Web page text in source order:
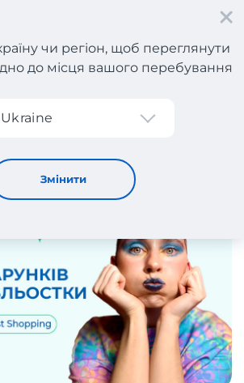
чи регіон, щоб переглянути
до місця вашого перебування
Ukraine
Змінити
подарунків від Каті Бльостки